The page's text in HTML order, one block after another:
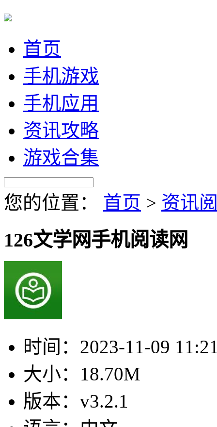
首页
手机游戏
手机应用
资讯攻略
游戏合集
您的位置： 首页 > 资讯
126文学网手机阅读网
时间： 2023-11-09
大小： 18.70M
版本： v3.2.1